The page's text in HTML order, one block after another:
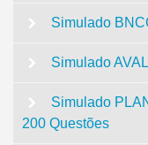
Simulado
Simulado
Simulado
200 Questões